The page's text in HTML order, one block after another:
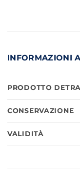
INFORMAZIONI
PRODOTTO
CONSERVAZIONE
VALIDITÀ